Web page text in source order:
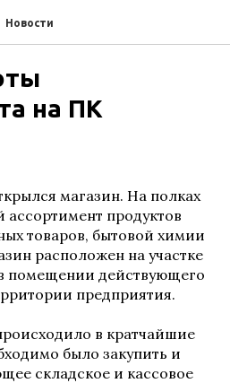
Новости
на ПК
магазин. На полках
ассортимент продуктов
товаров, бытовой химии
расположен на участке
помещении действующего
предприятия.
в кратчайшие
было закупить и
складское и кассовое